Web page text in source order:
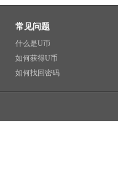
常见问题
什么是U币
如何获得U币
如何找回密码